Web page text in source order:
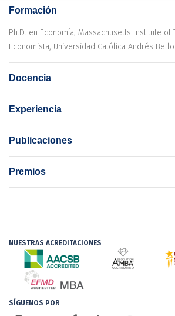
Formación
Ph.D. en Economía, Massachusetts Institute of
Economista, Universidad Católica Andrés
Docencia
Experiencia
Publicaciones
Premios
NUESTRAS ACREDITACIONES
SÍGUENOS POR